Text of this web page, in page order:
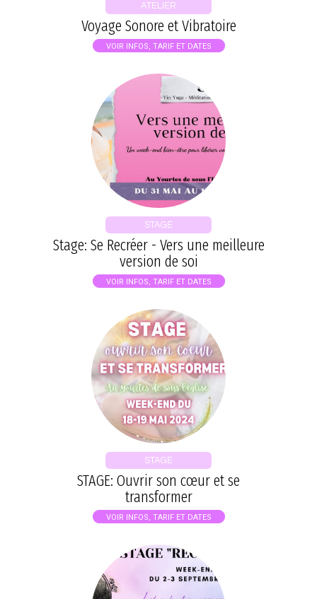
ATELIER
Voyage Sonore et Vibratoire
VOIR INFOS, TARIF ET DATES
STAGE
Stage: Se Recréer - Vers une meilleure
version de soi
VOIR INFOS, TARIF ET DATES
STAGE
STAGE: Ouvrir son cœur et se
transformer
VOIR INFOS, TARIF ET DATES